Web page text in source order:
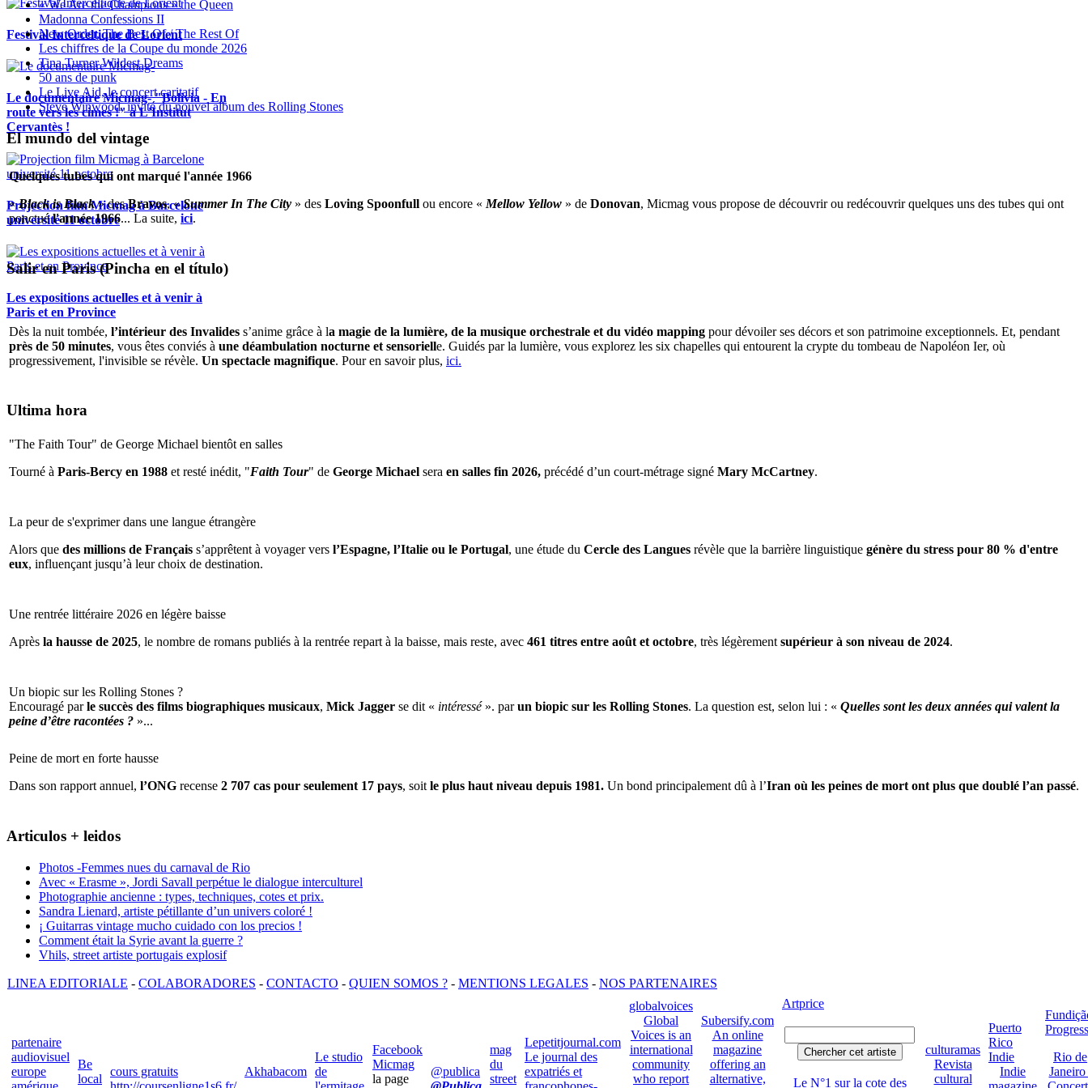
Festival Interceltique de Lorient
Le documentaire Micmag- "Bolivia - En
route vers les cimes !" à L'Institut
Cervantès !
Projection film Micmag à Barcelone
université 11 octobre
Les expositions actuelles et à venir à
Paris et en Province
« We Are the Champions » the Queen
Madonna Confessions II
New Order, The Best Of / The Rest Of
Les chiffres de la Coupe du monde 2026
Tina Turner Wildest Dreams
50 ans de punk
Le Live Aid, le concert caritatif
Steve Winwood, invité du nouvel album des Rolling Stones
El mundo del vintage
Quelques tubes qui ont marqué l'année 1966
«Black is Black» desBravos, «Summer In The City » des Loving Spoonfull ou encore « Mellow Yellow » de Donovan, Micmag vous propose de découvrir ou redécouvrir quelques uns des tubes qui ont
ponctuél'année 1966... La suite, ici.
Salir en Paris (Pincha en el título)
Dès la nuit tombée, l’intérieur des Invalides s’anime grâce à la magie de la lumière, de la musique orchestrale et du vidéo mapping pour dévoiler ses décors et son patrimoine exceptionnels. Et, pendant
près de 50 minutes, vous êtes conviés à une déambulation nocturne et sensorielle. Guidés par la lumière, vous explorez les six chapelles qui entourent la crypte du tombeau de Napoléon Ier, où
progressivement, l'invisible se révèle. Un spectacle magnifique. Pour en savoir plus, ici.
Ultima hora
"The Faith Tour" de George Michael bientôt en salles
Tourné à Paris-Bercy en 1988 et resté inédit, "Faith Tour" de George Michael sera en salles fin 2026, précédé d’un court-métrage signé Mary McCartney.
La peur de s'exprimer dans une langue étrangère
Alors que des millions de Français s’apprêtent à voyager vers l’Espagne, l’Italie ou le Portugal, une étude du Cercle des Langues révèle que la barrière linguistique génère du stress pour 80 % d'entre
eux, influençant jusqu’à leur choix de destination.
Une rentrée littéraire 2026 en légère baisse
Après la hausse de 2025, le nombre de romans publiés à la rentrée repart à la baisse, mais reste, avec 461 titres entre août et octobre, très légèrement supérieur à son niveau de 2024.
Un biopic sur les Rolling Stones ?
Encouragé parle succès des films biographiques musicaux, Mick Jagger se dit « intéressé ». parun biopic sur les Rolling Stones. La question est, selon lui : « Quelles sont les deux années qui valent la
peine d’être racontées ? »...
Peine de mort en forte hausse
Dans son rapport annuel, l’ONG recense 2 707 cas pour seulement 17 pays, soit le plus haut niveau depuis 1981. Un bond principalement dû à l’Iran où les peines de mort ont plus que doublé l’an passé.
Articulos + leidos
Photos -Femmes nues du carnaval de Rio
Avec « Erasme », Jordi Savall perpétue le dialogue interculturel
Photographie ancienne : types, techniques, cotes et prix.
Sandra Lienard, artiste pétillante d’un univers coloré !
¡ Guitarras vintage mucho cuidado con los precios !
Comment était la Syrie avant la guerre ?
Vhils, street artiste portugais explosif
LINEA EDITORIALE - COLABORADORES - CONTACTO - QUIEN SOMOS ? - MENTIONS LEGALES - NOS PARTENAIRES
partenaire
audiovisuel
europe
Be
local
cours gratuits
Akhabacom
Le studio
de
Facebook
Micmag
la page
@publica
mag
du
street
Lepetitjournal.com
Le journal des
expatriés et
globalvoices
Global
Voices is an
international
community
who report
Subersify.com
An online
magazine
offering an
alternative,
Artprice
Le N°1 sur la cote des
culturamas
Revista
cultural
Puerto
Rico
Indie
Indie
Rio de
Janeiro